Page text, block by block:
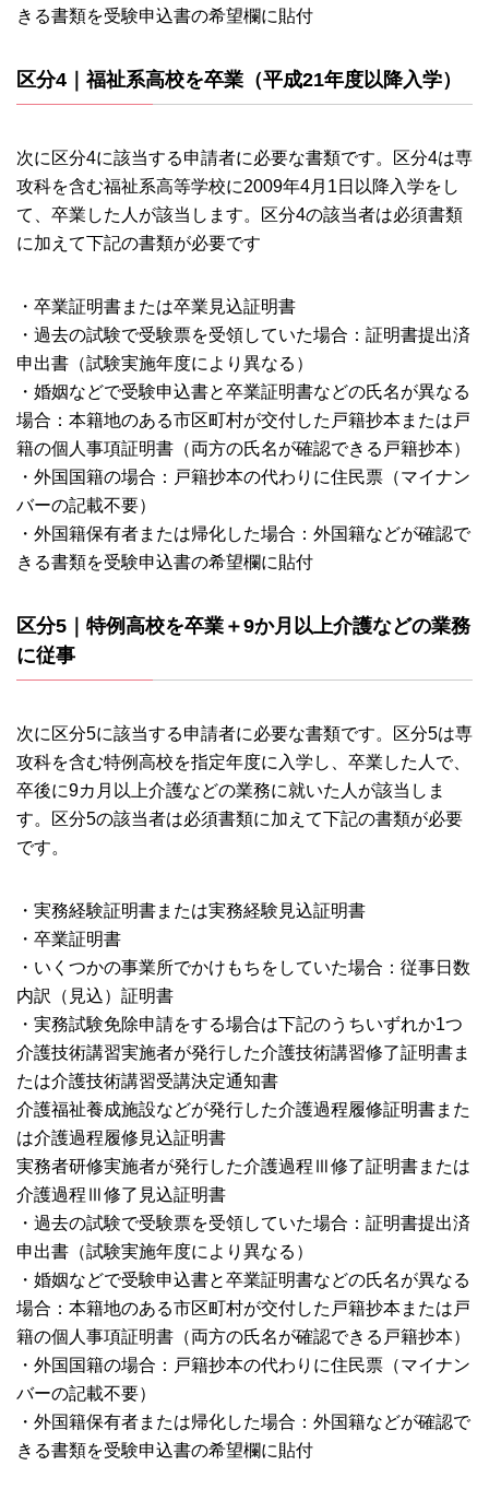
きる書類を受験申込書の希望欄に貼付
区分4｜福祉系高校を卒業（平成21年度以降入学）
次に区分4に該当する申請者に必要な書類です。区分4は専
攻科を含む福祉系高等学校に2009年4月1日以降入学をし
て、卒業した人が該当します。区分4の該当者は必須書類
に加えて下記の書類が必要です
・卒業証明書または卒業見込証明書
・過去の試験で受験票を受領していた場合：証明書提出済
申出書（試験実施年度により異なる）
・婚姻などで受験申込書と卒業証明書などの氏名が異なる
場合：本籍地のある市区町村が交付した戸籍抄本または戸
籍の個人事項証明書（両方の氏名が確認できる戸籍抄本）
・外国国籍の場合：戸籍抄本の代わりに住民票（マイナン
バーの記載不要）
・外国籍保有者または帰化した場合：外国籍などが確認で
きる書類を受験申込書の希望欄に貼付
区分5｜特例高校を卒業＋9か月以上介護などの業務
に従事
次に区分5に該当する申請者に必要な書類です。区分5は専
攻科を含む特例高校を指定年度に入学し、卒業した人で、
卒後に9カ月以上介護などの業務に就いた人が該当しま
す。区分5の該当者は必須書類に加えて下記の書類が必要
です。
・実務経験証明書または実務経験見込証明書
・卒業証明書
・いくつかの事業所でかけもちをしていた場合：従事日数
内訳（見込）証明書
・実務試験免除申請をする場合は下記のうちいずれか1つ
介護技術講習実施者が発行した介護技術講習修了証明書ま
たは介護技術講習受講決定通知書
介護福祉養成施設などが発行した介護過程履修証明書また
は介護過程履修見込証明書
実務者研修実施者が発行した介護過程Ⅲ修了証明書または
介護過程Ⅲ修了見込証明書
・過去の試験で受験票を受領していた場合：証明書提出済
申出書（試験実施年度により異なる）
・婚姻などで受験申込書と卒業証明書などの氏名が異なる
場合：本籍地のある市区町村が交付した戸籍抄本または戸
籍の個人事項証明書（両方の氏名が確認できる戸籍抄本）
・外国国籍の場合：戸籍抄本の代わりに住民票（マイナン
バーの記載不要）
・外国籍保有者または帰化した場合：外国籍などが確認で
きる書類を受験申込書の希望欄に貼付